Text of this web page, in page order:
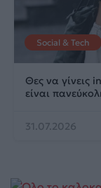
Social & Tech
Θες να γίνεις
είναι
31.07.2026